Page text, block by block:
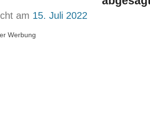
am 15. Juli 2022
Werbung